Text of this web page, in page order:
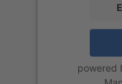
powered